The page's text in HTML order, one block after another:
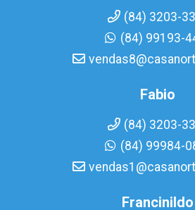
(84) 3203-
(84) 99193-
Fabio
(84) 3203-
(84) 99984-
Francinildo